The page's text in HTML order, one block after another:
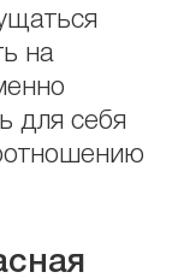
на
для себя